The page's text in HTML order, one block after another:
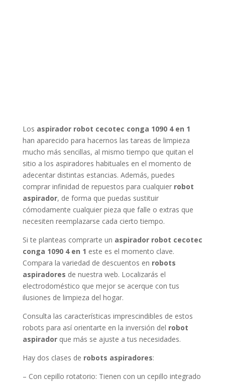
Los aspirador robot cecotec conga 1090 4 en 1
han aparecido para hacernos las tareas de limpieza
mucho más sencillas, al mismo tiempo que quitan el
sitio a los aspiradores habituales en el momento de
adecentar distintas estancias. Además, puedes
comprar infinidad de repuestos para cualquier robot
aspirador, de forma que puedas sustituir
cómodamente cualquier pieza que falle o extras que
necesiten reemplazarse cada cierto tiempo.
Si te planteas comprarte un aspirador robot cecotec
conga 1090 4 en 1 este es el momento clave.
Compara la variedad de descuentos en robots
aspiradores de nuestra web. Localizarás el
electrodoméstico que mejor se acerque con tus
ilusiones de limpieza del hogar.
Consulta las características imprescindibles de estos
robots para así orientarte en la inversión del robot
aspiradorque más se ajuste a tus necesidades.
Hay dos clases de robots aspiradores:
– Con cepillo rotatorio: Tienen con un cepillo integrado